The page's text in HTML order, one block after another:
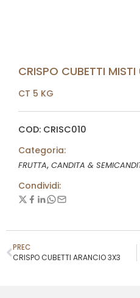
CRISPO CUBETTI
CT 5 KG
COD: CRISC010
Categoria:
FRUTTA, CANDITA &
Condividi:
PREC
CRISPO CUBETTI ARANCIO 3X3